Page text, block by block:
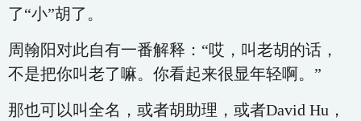
了“小”胡了。
周翰阳对此自有一番解释：“哎，叫老胡的话，
不是把你叫老了嘛。你看起来很显年轻啊。”
那也可以叫全名，或者胡助理，或者David Hu，